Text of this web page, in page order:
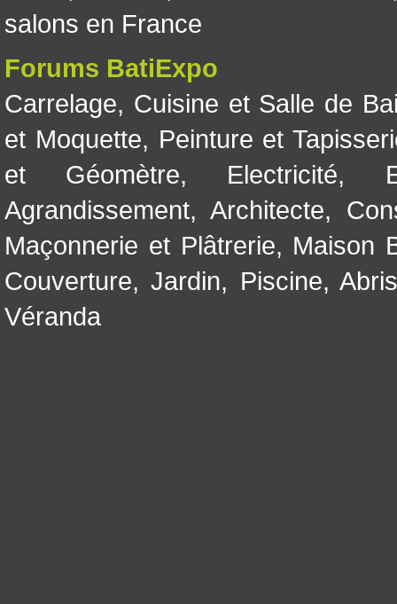
salons en France
Forums BatiExpo
Carrelage, Cuisine et Salle de
et Moquette, Peinture et
et Géomètre, Electricité,
Agrandissement, Architecte,
Maçonnerie et Plâtrerie, Maison
Couverture,Jardin, Piscine,
Véranda